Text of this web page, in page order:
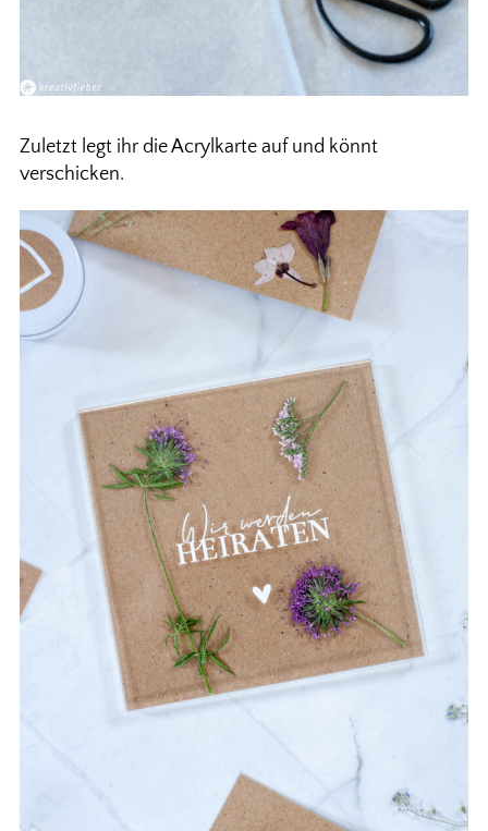
Zuletzt legt ihr die Acrylkarte auf und könnt
verschicken.